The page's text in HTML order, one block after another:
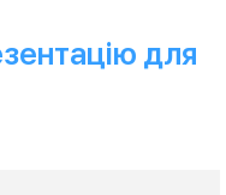
для